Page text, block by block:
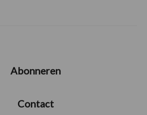
Abonneren
Contact